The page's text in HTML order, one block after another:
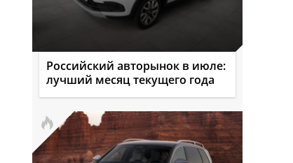
Российский авторынок в июле:
лучший месяц текущего года